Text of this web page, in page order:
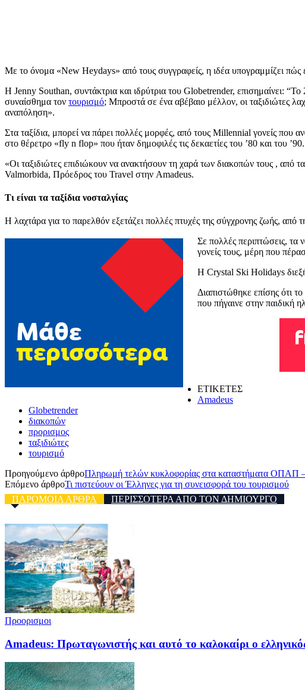
Με το όνομα «New Heydays» από τους συγγραφείς, η ιδέα υπογραμμίζει πώς
Η Jenny Southan, συντάκτρια και ιδρύτρια του Globetrender, επισημαίνει:
συναίσθημα τον τουρισμό; Μπροστά σε ένα αβέβαιο μέλλον, οι ταξιδιώτες
αναπόληση».
Στα ταξίδια, μπορεί να πάρει πολλές μορφές, από τους Millennial γονείς που
στο θέρετρο «fly n flop» που ήταν δημοφιλές τις δεκαετίες του ’80 και του ’90.
«Οι ταξιδιώτες επιδιώκουν να ανακτήσουν τη χαρά των διακοπών τους , από
Valmorbida, Πρόεδρος του Travel στην Amadeus.
Τι είναι τα ταξίδια νοσταλγίας
Η λαχτάρα για το παρελθόν εξετάζει πολλές πτυχές της σύγχρονης ζωής, από
Σε πολλές περιπτώσεις, τα
γονείς τους, μέρη που
Η Crystal Ski Holidays
Διαπιστώθηκε επίσης ότι
που πήγαινε στην παιδική
ΕΤΙΚΕΤΕΣ
Amadeus
Globetrender
διακοπών
προρισμος
ταξιδιώτες
τουρισμό
Προηγούμενο άρθροΠληρωμή τελών κυκλοφορίας στα καταστήματα ΟΠΑΠ –
Επόμενο άρθροΤι πιστεύουν οι Έλληνες για τη συνεισφορά του τουρισμού
ΠΑΡΟΜΟΙΑ ΑΡΘΡΑ
ΠΕΡΙΣΣΟΤΕΡΑ ΑΠΟ ΤΟΝ ΔΗΜΙΟΥΡΓΟ
Προορισμοι
Amadeus: Πρωταγωνιστής και αυτό το καλοκαίρι ο